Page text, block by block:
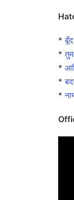
*
*
*
*
*